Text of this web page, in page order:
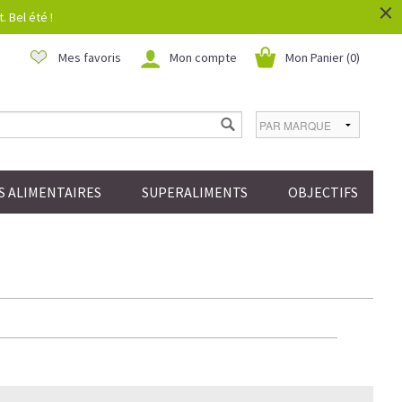
Bel été ! ×
Mon Panier (0)
Mon compte
Mes favoris
ALIMENTAIRES SUPERALIMENTS OBJECTIFS